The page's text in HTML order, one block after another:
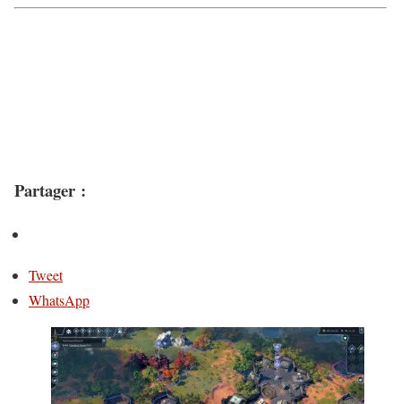
Partager :
Tweet
WhatsApp